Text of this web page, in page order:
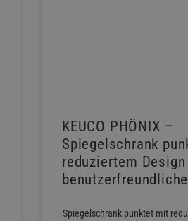
KEUCO PHÖNIX –
Spiegelschrank
reduziertem Design
Spiegelschrank punktet mit